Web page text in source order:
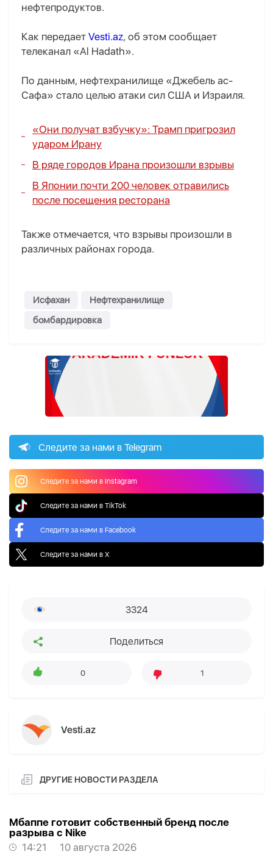
нефтепродуктов.
Как передает Vesti.az, об этом сообщает
телеканал «Al Hadath».
По данным, нефтехранилище «Джебель ас-
Сафа» стало целью атаки сил США и Израиля.
«Они получат взбучку»: Трамп пригрозил
ударом Ирану
В ряде городов Ирана произошли взрывы
В Японии почти 200 человек отравились
после посещения ресторана
Также отмечается, что взрывы произошли в
различных районах города.
Исфахан
Нефтехранилище
бомбардировка
Следите за нами в Telegram
Следите за нами в Instagram
Следите за нами в TikTok
Следите за нами в Facebook
Следите за нами в X
3324
Поделиться
0 1
Vesti.az
ДРУГИЕ НОВОСТИ РАЗДЕЛА
Мбаппе готовит собственный бренд после
разрыва с Nike
14:21
10 августа 2026